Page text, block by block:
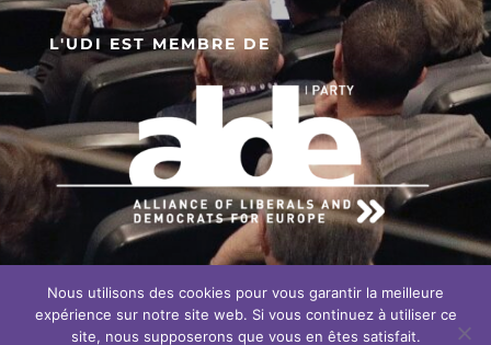
L'UDI EST MEMBRE DE
EN SAVOIR PLUS SUR NOTRE
ENGAGEMENT EUROPÉEN
Nous utilisons des cookies pour vous garantir la meilleure
expérience sur notre site web. Si vous continuez à utiliser ce
site, nous supposerons que vous en êtes satisfait.